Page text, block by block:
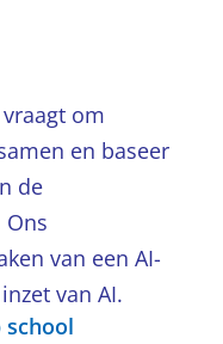
om
en baseer
de
van een AI-
van AI.